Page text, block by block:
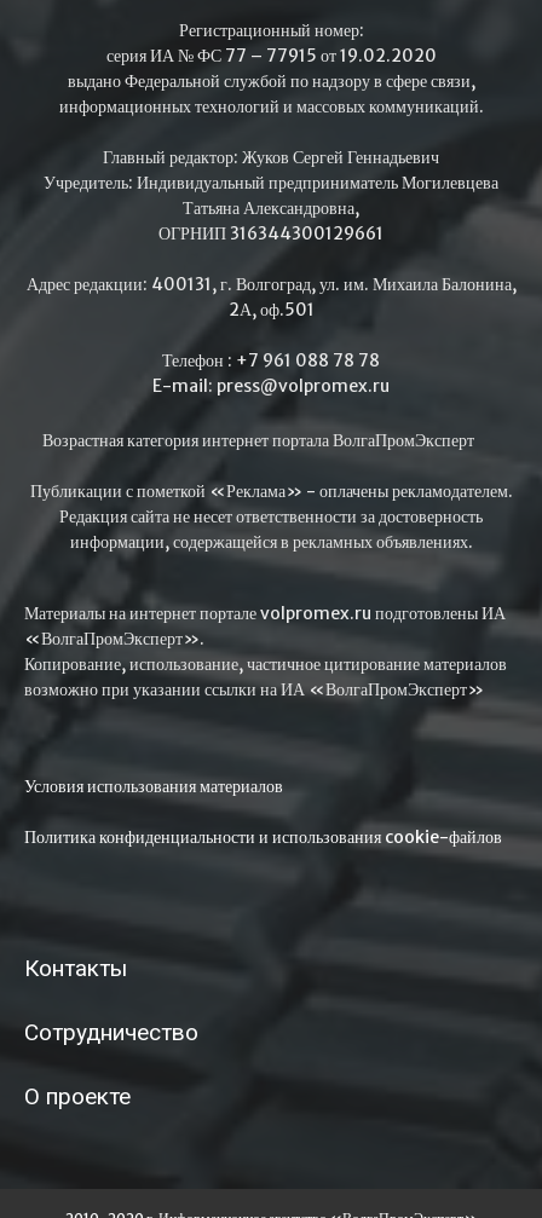
Регистрационный номер:
серия ИА № ФС 77 – 77915 от 19.02.2020
выдано Федеральной службой по надзору в сфере связи,
информационных технологий и массовых коммуникаций.
Главный редактор: Жуков Сергей Геннадьевич
Учредитель: Индивидуальный предприниматель Могилевцева
Татьяна Александровна,
ОГРНИП 316344300129661
Адрес редакции: 400131, г. Волгоград, ул. им. Михаила Балонина,
2А, оф.501
Телефон : +7 961 088 78 78
E-mail: press@volpromex.ru
Возрастная категория интернет портала ВолгаПромЭксперт
Публикации с пометкой «Реклама» - оплачены рекламодателем.
Редакция сайта не несет ответственности за достоверность
информации, содержащейся в рекламных объявлениях.
Материалы на интернет портале volpromex.ru подготовлены ИА
«ВолгаПромЭксперт».
Копирование, использование, частичное цитирование материалов
возможно при указании ссылки на ИА «ВолгаПромЭксперт»
Условия использования материалов
Политика конфиденциальности и использования cookie-файлов
Контакты
Сотрудничество
О проекте